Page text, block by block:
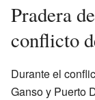
Pradera
conflicto
Durante el
Ganso y Puerto